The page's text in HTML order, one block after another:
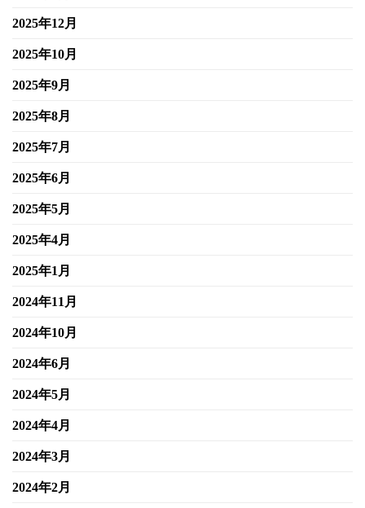
2025年12月
2025年10月
2025年9月
2025年8月
2025年7月
2025年6月
2025年5月
2025年4月
2025年1月
2024年11月
2024年10月
2024年6月
2024年5月
2024年4月
2024年3月
2024年2月